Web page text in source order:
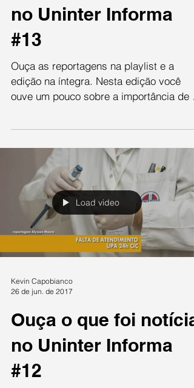
no Uninter Informa
#13
Ouça as reportagens na playlist e a
edição na íntegra. Nesta edição você
ouve um pouco sobre a importância de
Load video
Kevin Capobianco
26 de jun. de 2017
Ouça o que foi notícia
no Uninter Informa
#12